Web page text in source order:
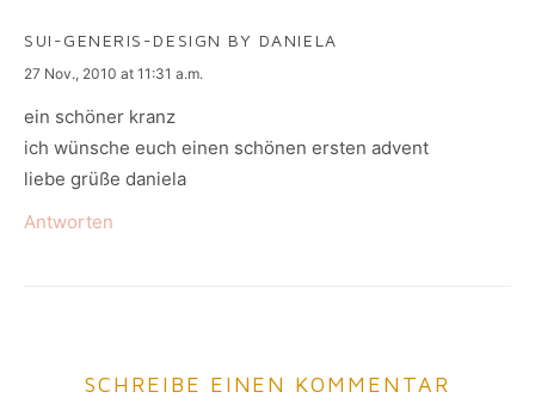
SUI-GENERIS-DESIGN BY DANIELA
says:
27 Nov., 2010 at 11:31 a.m.
ein schöner kranz
ich wünsche euch einen schönen ersten advent
liebe grüße daniela
Antworten
SCHREIBE EINEN KOMMENTAR